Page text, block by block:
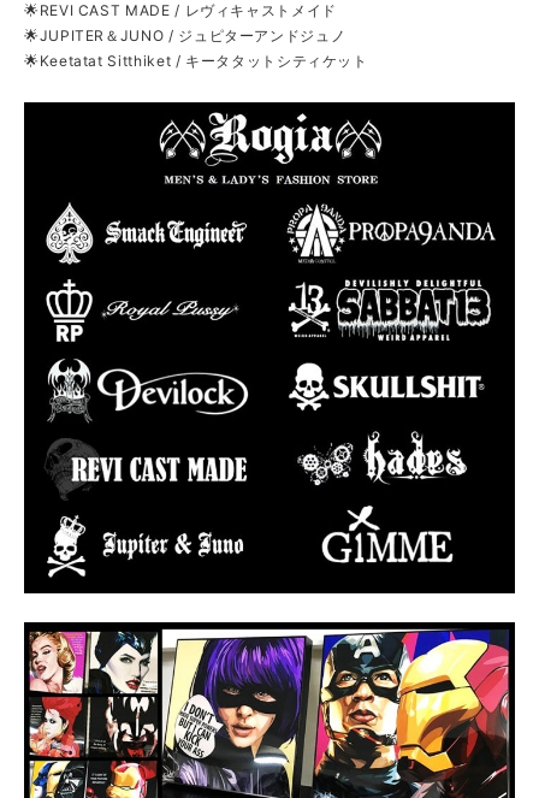
🌟REVI CAST MADE / レヴィキャストメイド
🌟JUPITER＆JUNO / ジュピターアンドジュノ
🌟Keetatat Sitthiket / キータタットシティケット